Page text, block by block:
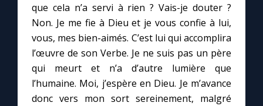
que cela n’a servi à rien ? Vais-je douter ?
Non. Je me fie à Dieu et je vous confie à lui,
vous, mes bien-aimés. C’est lui qui accomplira
l’œuvre de son Verbe. Je ne suis pas un père
qui meurt et n’a d’autre lumière que
l’humaine. Moi, j’espère en Dieu. Je m’avance
donc vers mon sort sereinement, malgré